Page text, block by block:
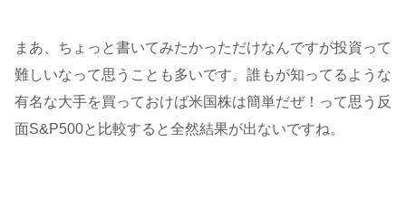
まあ、ちょっと書いてみたかっただけなんですが投資って
難しいなって思うことも多いです。誰もが知ってるような
有名な大手を買っておけば米国株は簡単だぜ！って思う反
面S&P500と比較すると全然結果が出ないですね。